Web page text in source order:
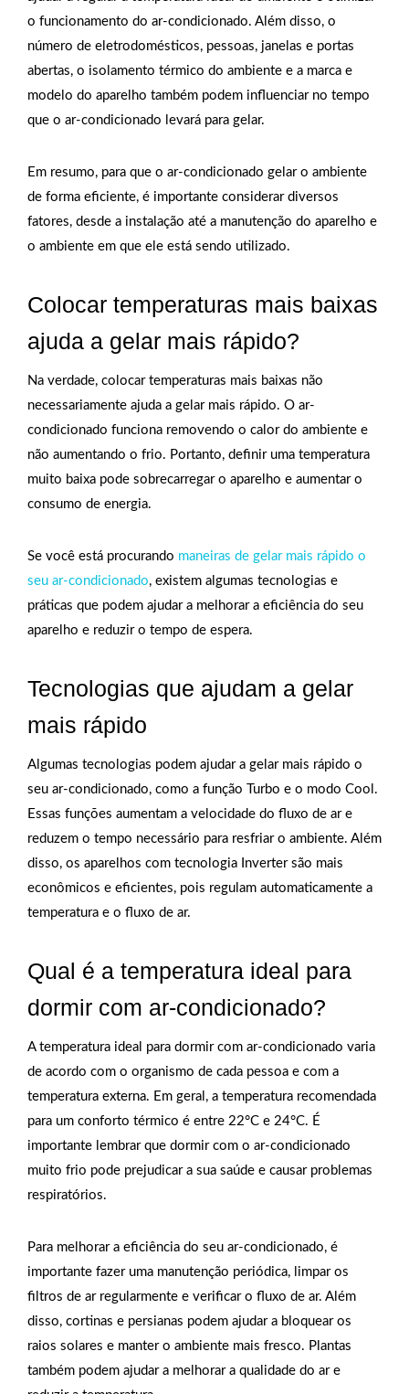
o funcionamento do ar-condicionado. Além disso, o
número de eletrodomésticos, pessoas, janelas e portas
abertas, o isolamento térmico do ambiente e a marca e
modelo do aparelho também podem influenciar no tempo
que o ar-condicionado levará para gelar.
Em resumo, para que o ar-condicionado gelar o ambiente
de forma eficiente, é importante considerar diversos
fatores, desde a instalação até a manutenção do aparelho e
o ambiente em que ele está sendo utilizado.
Colocar temperaturas mais baixas
ajuda a gelar mais rápido?
Na verdade, colocar temperaturas mais baixas não
necessariamente ajuda a gelar mais rápido. O ar-
condicionado funciona removendo o calor do ambiente e
não aumentando o frio. Portanto, definir uma temperatura
muito baixa pode sobrecarregar o aparelho e aumentar o
consumo de energia.
Se você está procurando maneiras de gelar mais rápido o
seu ar-condicionado, existem algumas tecnologias e
práticas que podem ajudar a melhorar a eficiência do seu
aparelho e reduzir o tempo de espera.
Tecnologias que ajudam a gelar
mais rápido
Algumas tecnologias podem ajudar a gelar mais rápido o
seu ar-condicionado, como a função Turbo e o modo Cool.
Essas funções aumentam a velocidade do fluxo de ar e
reduzem o tempo necessário para resfriar o ambiente. Além
disso, os aparelhos com tecnologia Inverter são mais
econômicos e eficientes, pois regulam automaticamente a
temperatura e o fluxo de ar.
Qual é a temperatura ideal para
dormir com ar-condicionado?
A temperatura ideal para dormir com ar-condicionado varia
de acordo com o organismo de cada pessoa e com a
temperatura externa. Em geral, a temperatura recomendada
para um conforto térmico é entre 22°C e 24°C. É
importante lembrar que dormir com o ar-condicionado
muito frio pode prejudicar a sua saúde e causar problemas
respiratórios.
Para melhorar a eficiência do seu ar-condicionado, é
importante fazer uma manutenção periódica, limpar os
filtros de ar regularmente e verificar o fluxo de ar. Além
disso, cortinas e persianas podem ajudar a bloquear os
raios solares e manter o ambiente mais fresco. Plantas
também podem ajudar a melhorar a qualidade do ar e